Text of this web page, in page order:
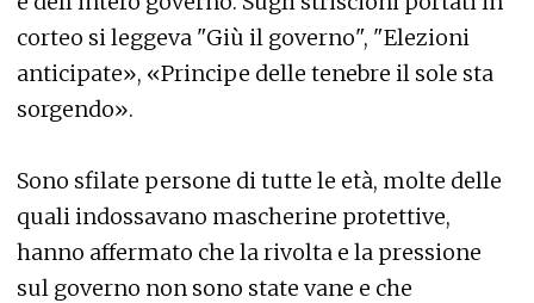
corteo si leggeva "Giù il governo", "Elezioni
anticipate», «Principe delle tenebre il sole sta
sorgendo».
Sono sfilate persone di tutte le età, molte delle
quali indossavano mascherine protettive,
hanno affermato che la rivolta e la pressione
sul governo non sono state vane e che